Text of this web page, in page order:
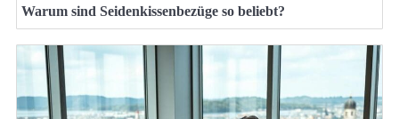
Warum sind Seidenkissenbezüge so beliebt?